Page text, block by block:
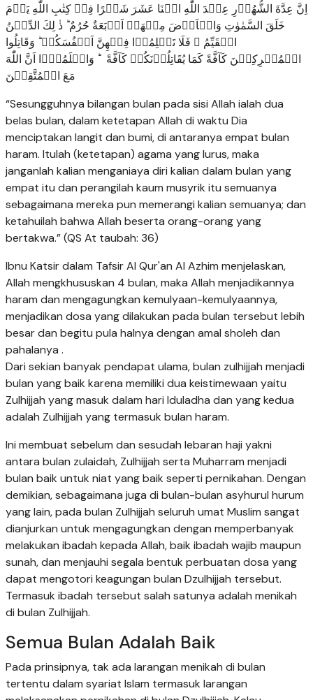
اِنَّ عِدَّةَ الشُّهُوۡرِ عِنۡدَ اللّٰهِ اثۡنَا عَشَرَ شَهۡرًا فِىۡ كِتٰبِ اللّٰهِ يَوۡمَ
خَلَقَ السَّمٰوٰتِ وَالۡاَرۡضَ مِنۡهَاۤ اَرۡبَعَةٌ حُرُمٌ‌ ؕ ذٰ لِكَ الدِّيۡنُ
الۡقَيِّمُ ۙ فَلَا تَظۡلِمُوۡا فِيۡهِنَّ اَنۡفُسَكُمۡ‌ ؕ وَقَاتِلُوا
الۡمُشۡرِكِيۡنَ كَآفَّةً كَمَا يُقَاتِلُوۡنَكُمۡ كَآفَّةً‌ ؕ وَاعۡلَمُوۡۤا اَنَّ اللّٰهَ
مَعَ الۡمُتَّقِيۡنَ
“Sesungguhnya bilangan bulan pada sisi Allah ialah dua
belas bulan, dalam ketetapan Allah di waktu Dia
menciptakan langit dan bumi, di antaranya empat bulan
haram. Itulah (ketetapan) agama yang lurus, maka
janganlah kalian menganiaya diri kalian dalam bulan yang
empat itu dan perangilah kaum musyrik itu semuanya
sebagaimana mereka pun memerangi kalian semuanya; dan
ketahuilah bahwa Allah beserta orang-orang yang
bertakwa.” (QS At taubah: 36)
Ibnu Katsir dalam Tafsir Al Qur'an Al Azhim menjelaskan,
Allah mengkhususkan 4 bulan, maka Allah menjadikannya
haram dan mengagungkan kemulyaan-kemulyaannya,
menjadikan dosa yang dilakukan pada bulan tersebut lebih
besar dan begitu pula halnya dengan amal sholeh dan
pahalanya .
Dari sekian banyak pendapat ulama, bulan zulhijjah menjadi
bulan yang baik karena memiliki dua keistimewaan yaitu
Zulhijjah yang masuk dalam hari Iduladha dan yang kedua
adalah Zulhijjah yang termasuk bulan haram.
Ini membuat sebelum dan sesudah lebaran haji yakni
antara bulan zulaidah, Zulhijjah serta Muharram menjadi
bulan baik untuk niat yang baik seperti pernikahan. Dengan
demikian, sebagaimana juga di bulan-bulan asyhurul hurum
yang lain, pada bulan Zulhijjah seluruh umat Muslim sangat
dianjurkan untuk mengagungkan dengan memperbanyak
melakukan ibadah kepada Allah, baik ibadah wajib maupun
sunah, dan menjauhi segala bentuk perbuatan dosa yang
dapat mengotori keagungan bulan Dzulhijjah tersebut.
Termasuk ibadah tersebut salah satunya adalah menikah
di bulan Zulhijjah.
Semua Bulan Adalah Baik
Pada prinsipnya, tak ada larangan menikah di bulan
tertentu dalam syariat Islam termasuk larangan